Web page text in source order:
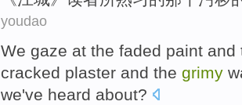
youdao
We gaze at the faded paint and
cracked plaster and the grimy
we've heard about?